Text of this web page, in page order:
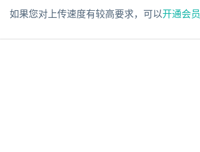
如果您对上传速度有较高要求，可以开通会员